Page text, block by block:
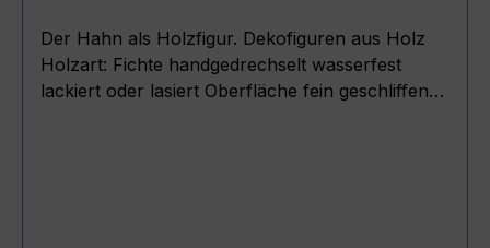
Der Hahn als Holzfigur. Dekofiguren aus Holz
Holzart: Fichte handgedrechselt wasserfest
lackiert oder lasiert Oberfläche fein geschliffen